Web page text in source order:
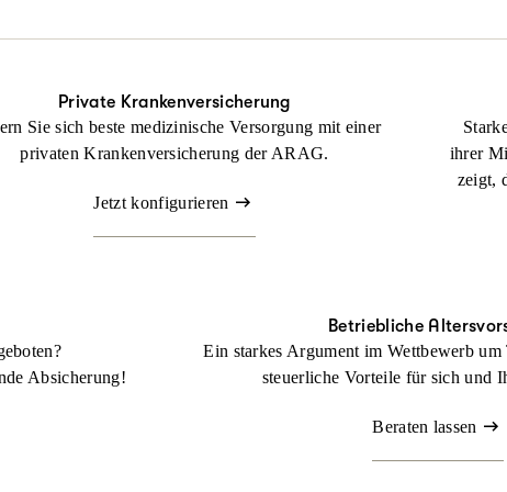
lassen
Private Krankenversicherung
Sie sich beste medizinische Versorgung mit einer
privaten Krankenversicherung der ARAG.
Jetzt konfigurieren
ihrer
zeigt,
Absicherung!
Betriebliche
Ein starkes Argument im Wettbewerb um
steuerliche Vorteile für sich und
Beraten lassen